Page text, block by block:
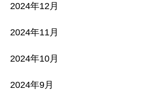
2024年12月
2024年11月
2024年10月
2024年9月